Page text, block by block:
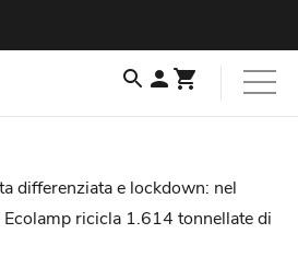
differenziata e lockdown: nel
ricicla 1.614 tonnellate di